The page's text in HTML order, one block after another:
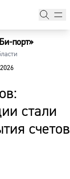
порт»
стали
счетов